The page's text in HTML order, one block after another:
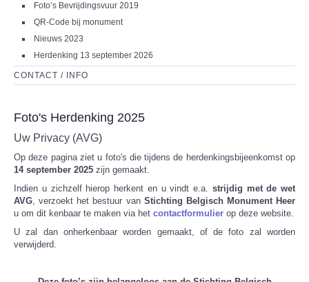
Foto’s Bevrijdingsvuur 2019
QR-Code bij monument
Nieuws 2023
Herdenking 13 september 2026
CONTACT / INFO
Foto's Herdenking 2025
Uw Privacy (AVG)
Op deze pagina ziet u foto's die tijdens de herdenkingsbijeenkomst op
14 september 2025 zijn gemaakt.
Indien u zichzelf hierop herkent en u vindt e.a. strijdig met de wet
AVG, verzoekt het bestuur van Stichting Belgisch Monument Heer
u om dit kenbaar te maken via het contactformulier op deze website.
U zal dan onherkenbaar worden gemaakt, of de foto zal worden
verwijderd.